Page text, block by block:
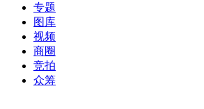
专题
图库
视频
商圈
竞拍
众筹